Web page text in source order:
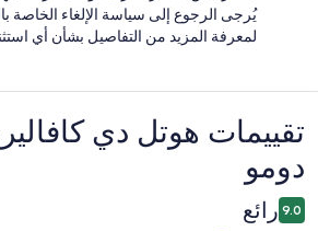
يُرجى الرجوع إلى سياسة الإلغاء الخاصة
لمعرفة المزيد من التفاصيل بشأن أي
التقييمات تقييمات ⁦هوتل دي
دومو⁩
9.0 رائع